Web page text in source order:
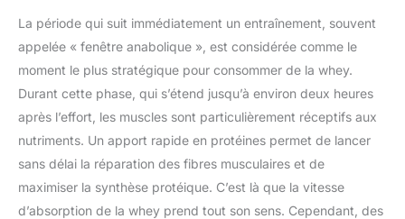
La période qui suit immédiatement un entraînement, souvent
appelée « fenêtre anabolique », est considérée comme le
moment le plus stratégique pour consommer de la whey.
Durant cette phase, qui s’étend jusqu’à environ deux heures
après l’effort, les muscles sont particulièrement réceptifs aux
nutriments. Un apport rapide en protéines permet de lancer
sans délai la réparation des fibres musculaires et de
maximiser la synthèse protéique. C’est là que la vitesse
d’absorption de la whey prend tout son sens. Cependant, des